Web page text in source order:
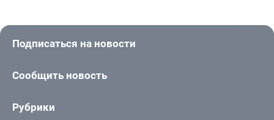
Подписаться на новости
Сообщить новость
Рубрики